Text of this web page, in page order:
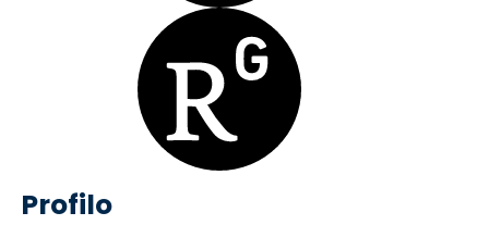
Profilo